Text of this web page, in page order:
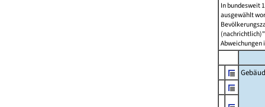
In bundesweit
ausgewählt
Abweichungen